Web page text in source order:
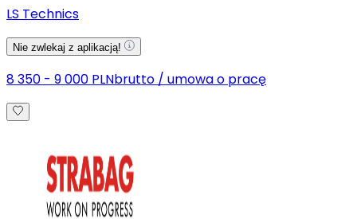
LS Technics
Nie zwlekaj z aplikacją!
8 350 - 9 000 PLNbrutto / umowa o pracę